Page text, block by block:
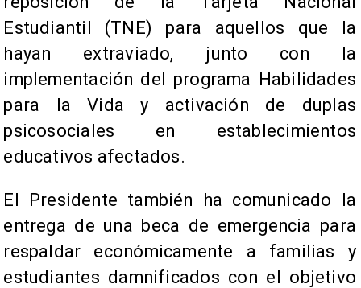
Estudiantil (TNE) para aquellos que la
hayan extraviado, junto con la
implementación del programa Habilidades
para la Vida y activación de duplas
psicosociales en establecimientos
educativos afectados.
El Presidente también ha comunicado la
entrega de una beca de emergencia para
respaldar económicamente a familias y
estudiantes damnificados con el objetivo